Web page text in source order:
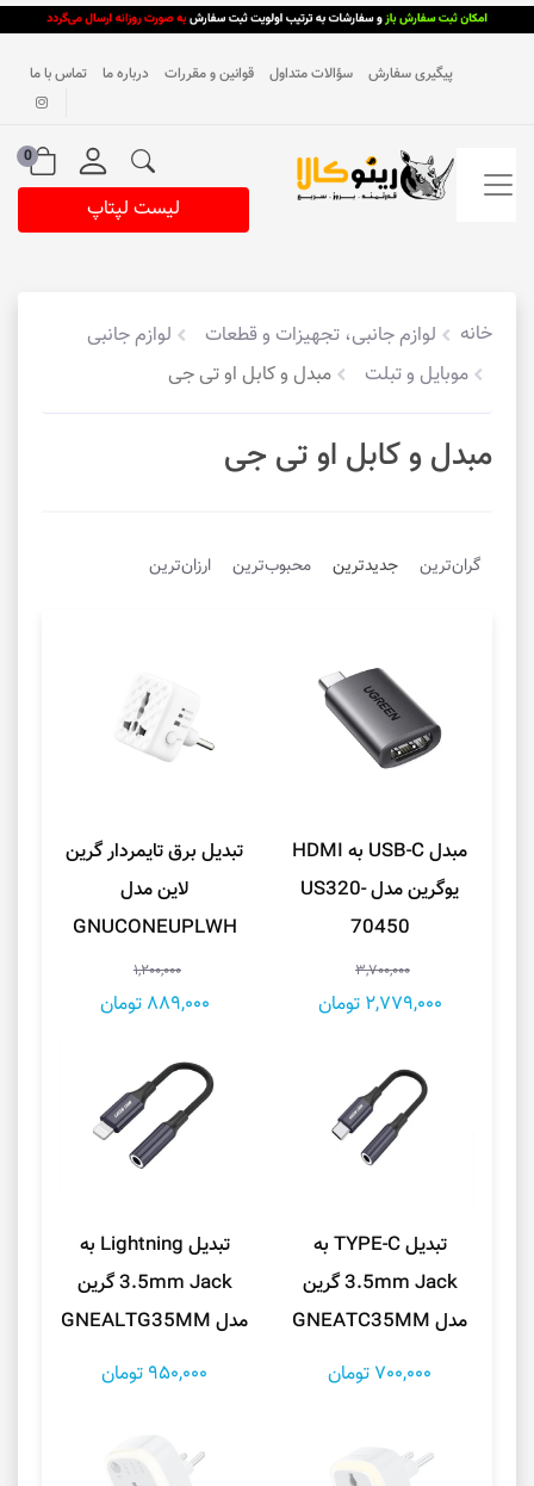
پیگیری سفارش سؤالات متداول قوانین و مقررات درباره ما تماس با ما
0
لیست لپتاپ
خانه لوازم جانبی، تجهیزات و قطعات
لوازم جانبی
موبایل و تبلت
مبدل و کابل او تی جی
مبدل و کابل او تی جی
گران‌ترین جدیدترین محبوب‌ترین ارزان‌ترین
مبدل USB-C به HDMI
یوگرین مدل US320-
70450
3,700,000
2,779,000 تومان
تبدیل برق تایمردار گرین
لاین مدل
GNUCONEUPLWH
1,200,000
889,000 تومان
تبدیل ‎TYPE-C به
3.5mm Jack گرین
مدل GNEATC35MM
700,000 تومان
تبدیل ‎Lightning به
3.5mm Jack گرین
مدل GNEALTG35MM
950,000 تومان